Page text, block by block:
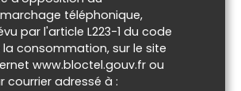
téléphonique,
par l'article L223-1 du code
la consommation, sur le site
www.bloctel.gouv.fr ou
courrier adressé à :